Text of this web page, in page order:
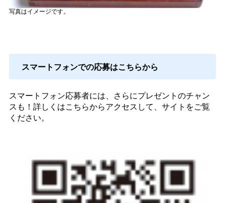
写真はイメージです。
スマートフォンでの応募はこちらから
スマートフォン応募者には、さらにプレゼントのチャン
スも！詳しくはこちらからアクセスして、サイトをご覧
ください。